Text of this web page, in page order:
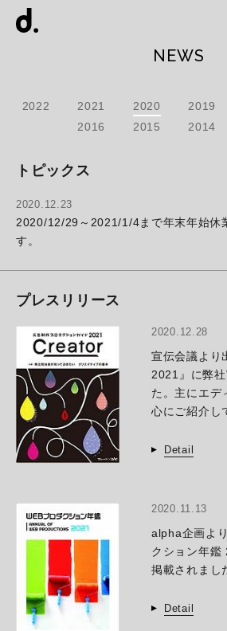
NEWS
2022 2021 2020 2019
2016
2015 2014
トピックス
2020.12.23
2020/12/29～2021/1/4まで年末年始休
す。
プレスリリース
2020.12.28
宣伝会議より
2021』に弊
た。主にエデ
心にご紹介し
Detail
2020.11.13
alpha企画よ
クション年鑑
掲載されまし
Detail